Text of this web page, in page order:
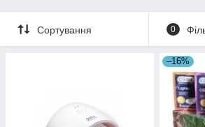
Сортування 0
–16%